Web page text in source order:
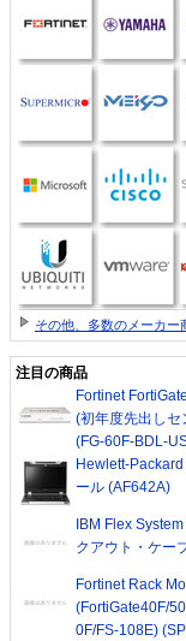
その他、多数のメーカー
注目の商品
Fortinet
(初年度先出しセ
(FG-60F-BDL-
Hewlett-
ール (AF642A)
IBM Flex
クアウト・ケー
Fortinet Rack
(FortiGate40F/
0F/FS-108E)